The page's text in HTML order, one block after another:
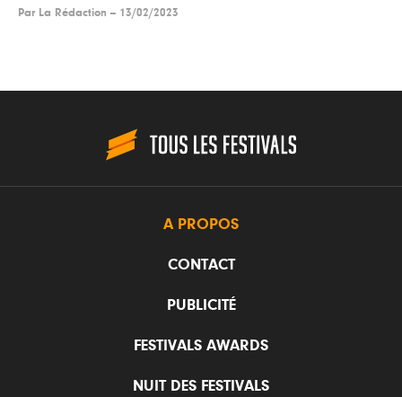
Par La Rédaction -- 13/02/2023
A PROPOS
CONTACT
PUBLICITÉ
FESTIVALS AWARDS
NUIT DES FESTIVALS